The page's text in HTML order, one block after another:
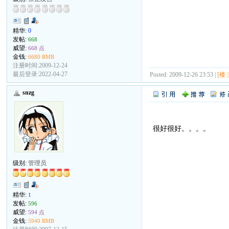
精华:0
发帖:668
威望:668 点
金钱:6680 RMB
注册时间:2009-12-24
最后登录:2022-04-27
Posted: 2009-12-26 23:53 |[楼
snzg
级别:管理员
精华: 1
发帖:596
威望:594 点
金钱:5940 RMB
很好很好。。。。